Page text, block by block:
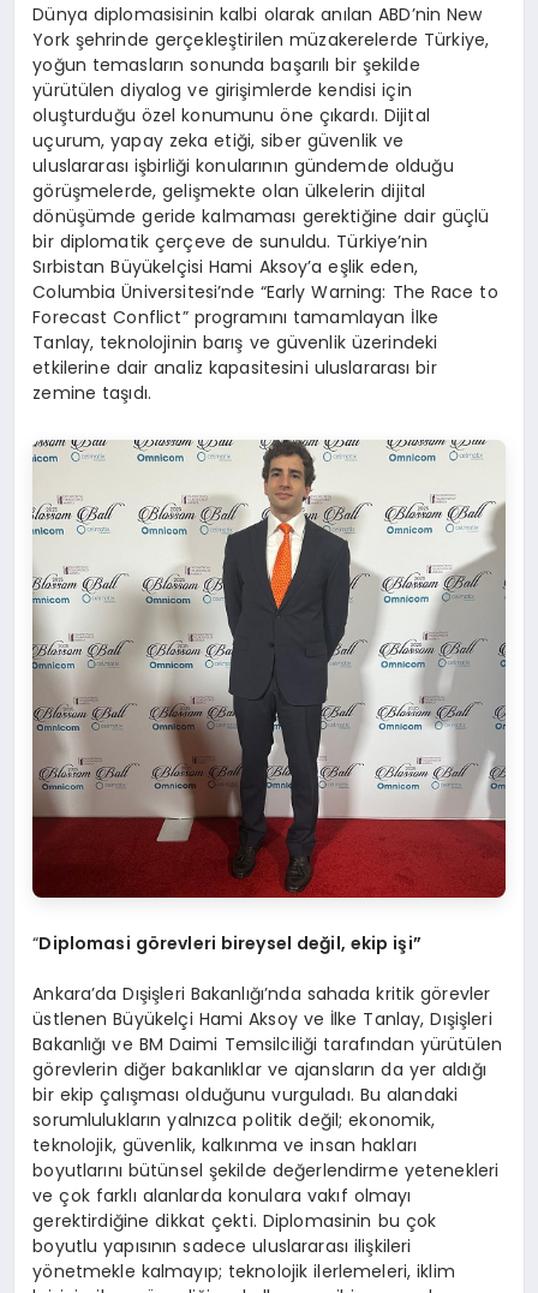
Dünya diplomasisinin kalbi olarak anılan ABD’nin New
York şehrinde gerçekleştirilen müzakerelerde Türkiye,
yoğun temasların sonunda başarılı bir şekilde
yürütülen diyalog ve girişimlerde kendisi için
oluşturduğu özel konumunu öne çıkardı. Dijital
uçurum, yapay zeka etiği, siber güvenlik ve
uluslararası işbirliği konularının gündemde olduğu
görüşmelerde, gelişmekte olan ülkelerin dijital
dönüşümde geride kalmaması gerektiğine dair güçlü
bir diplomatik çerçeve de sunuldu. Türkiye’nin
Sırbistan Büyükelçisi Hami Aksoy’a eşlik eden,
Columbia Üniversitesi’nde “Early Warning: The Race to
Forecast Conflict” programını tamamlayan İlke
Tanlay, teknolojinin barış ve güvenlik üzerindeki
etkilerine dair analiz kapasitesini uluslararası bir
zemine taşıdı.
“Diplomasi görevleri bireysel değil, ekip işi”
Ankara’da Dışişleri Bakanlığı’nda sahada kritik görevler
üstlenen Büyükelçi Hami Aksoy ve İlke Tanlay, Dışişleri
Bakanlığı ve BM Daimi Temsilciliği tarafından yürütülen
görevlerin diğer bakanlıklar ve ajansların da yer aldığı
bir ekip çalışması olduğunu vurguladı. Bu alandaki
sorumlulukların yalnızca politik değil; ekonomik,
teknolojik, güvenlik, kalkınma ve insan hakları
boyutlarını bütünsel şekilde değerlendirme yetenekleri
ve çok farklı alanlarda konulara vakıf olmayı
gerektirdiğine dikkat çekti. Diplomasinin bu çok
boyutlu yapısının sadece uluslararası ilişkileri
yönetmekle kalmayıp; teknolojik ilerlemeleri, iklim